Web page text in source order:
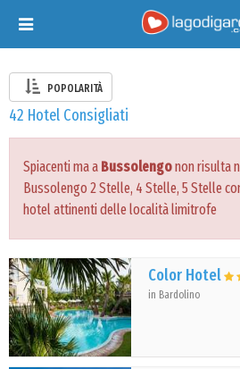
Toggle
navigation
POPOLARITÀ
42 Hotel Consigliati
Spiacenti ma a Bussolengonon risulta
Bussolengo 2 Stelle, 4 Stelle, 5 Stelle
hotel attinenti delle località limitrofe
Color Hotel
in Bardolino